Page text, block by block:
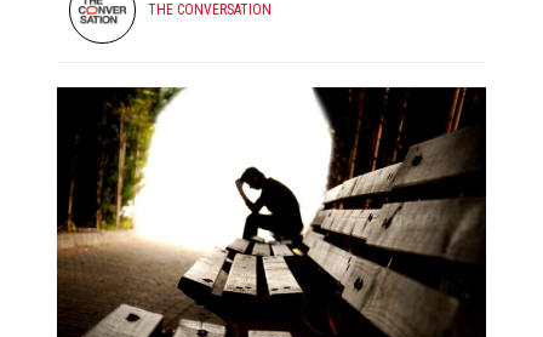
THE CONVERSATION